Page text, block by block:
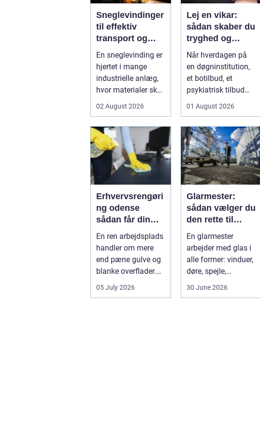
Sneglevindinger
til effektiv
transport og
dosering i
industrien
En sneglevinding er
hjertet i mange
industrielle anlæg,
hvor materialer skal
02 August 2026
Lej en vikar:
sådan skaber du
tryghed og
fleksibilitet i
hverdagen
Når hverdagen på
en døgninstitution,
et botilbud, et
psykiatrisk tilbud
pludselig ænd...
01 August 2026
Erhvervsrengøri
ng odense
sådan får din
virksomhed
mest værdi for
pengene
En ren arbejdsplads
handler om mere
end pæne gulve og
blanke overflader.
Det påvirker både
arbejdsmi...
05 July 2026
Glarmester:
sådan vælger du
den rette til
opgaven
En glarmester
arbejder med glas i
alle former: vinduer,
døre, spejle,
30 June 2026